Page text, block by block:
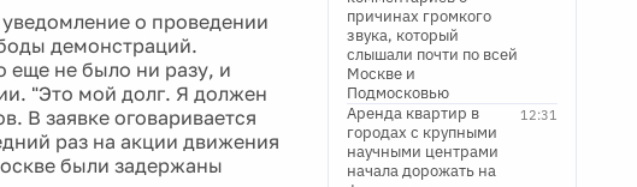
о проведении
демонстраций.
еще не было ни разу, и
"Это мой долг. Я должен
В заявке оговаривается
раз на акции движения
были задержаны
причинах громкого
звука, который
слышали почти по всей
Москве и
Подмосковью
12:31
Аренда квартир в
городах с крупными
научными центрами
начала дорожать на